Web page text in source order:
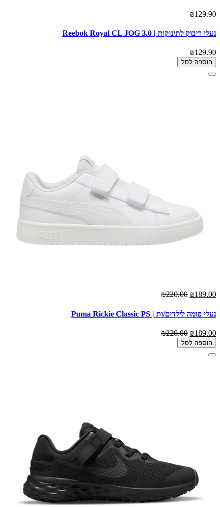
₪129.90
נעלי ריבוק לתינוקות | Reebok Royal CL JOG 3.0
₪129.90
הוספה לסל
₪189.00
₪220.00
נעלי פומה לילדים/ות | Puma Rickie Classic PS
₪189.00
₪220.00
הוספה לסל